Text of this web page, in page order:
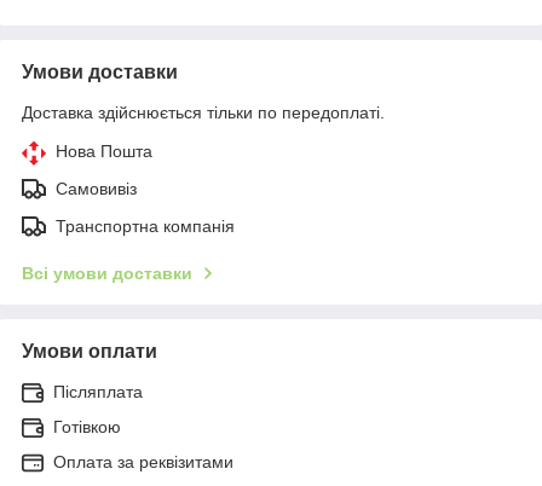
Умови доставки
Доставка здійснюється тільки по передоплаті.
Нова Пошта
Самовивіз
Транспортна компанія
Всі умови доставки
Умови оплати
Післяплата
Готівкою
Оплата за реквізитами